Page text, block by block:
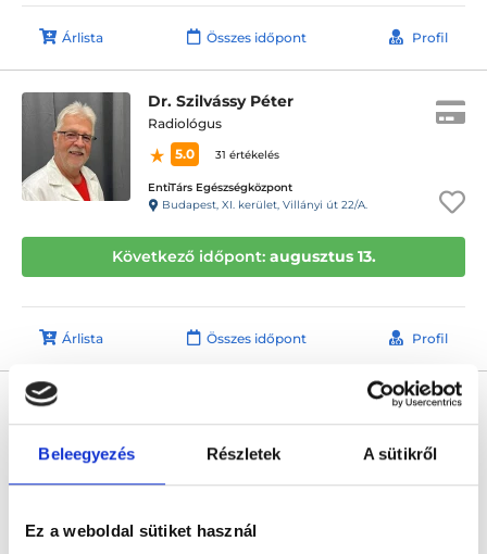
Beleegyezés Részletek A sütikről
Ez a weboldal sütiket használ
Árlista Összes időpont Profil
Dr. Szilvássy Péter
Radiológus
5.0
31 értékelés
EntiTárs Egészségközpont
Budapest, XI. kerület, Villányi út 22/A.
Következő időpont: augusztus 13.
Árlista Összes időpont Profil
* Szakorvos jelölt (rezidens): általános orvosi oklevéllel rendelkező
orvos, aki jogszabályok szerinti szakorvosi szakképesítés
megszerzésére irányuló képzésben vesz részt. Ezen orvosok által
önállóan nem végezhető szakmai tevékenységért teljes
felelősséggel tartozik és azt közvetlenül felügyeli az egészségügyi
és szakorvosjelölt esetén.